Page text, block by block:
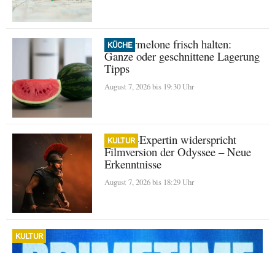
KÜCHE
Wassermelone frisch halten:
Ganze oder geschnittene Lagerung
Tipps
August 7, 2026 bis 19:30 Uhr
KULTUR
Homer-Expertin widerspricht
Filmversion der Odyssee – Neue
Erkenntnisse
August 7, 2026 bis 18:29 Uhr
KULTUR